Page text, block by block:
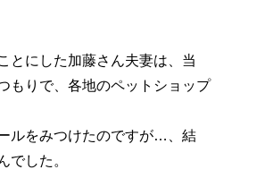
とにした加藤さん夫妻は、当
もりで、各地のペットショップ
ルをみつけたのですが…、結
でした。